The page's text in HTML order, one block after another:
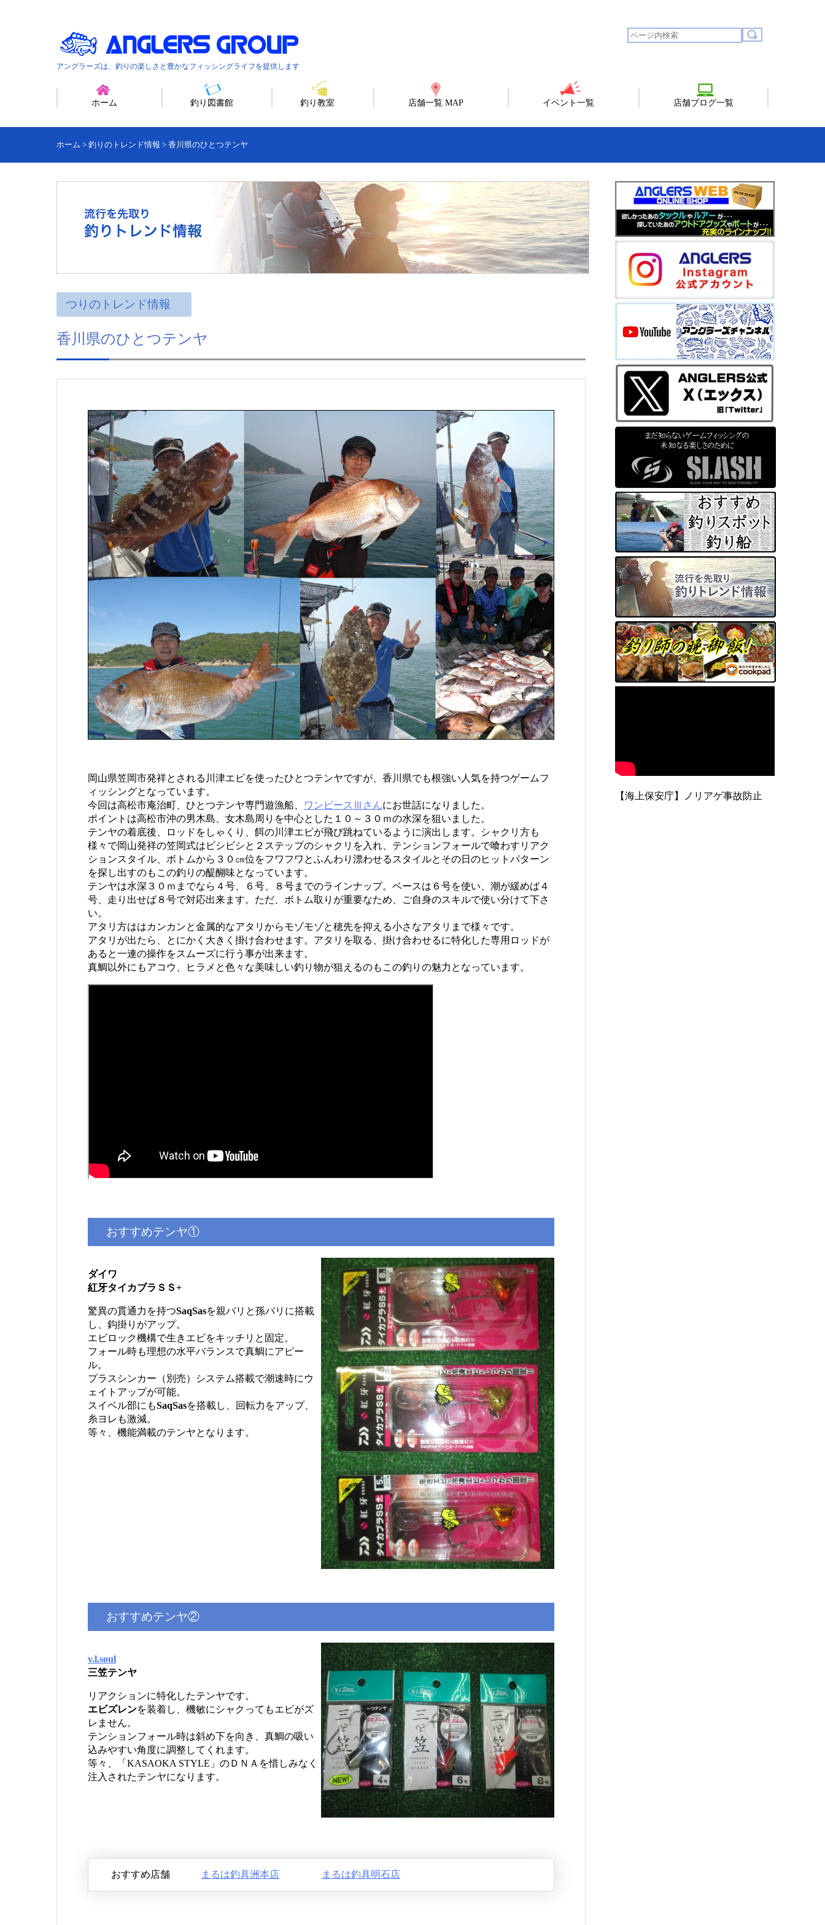
アングラーズは、釣りの楽しさと豊かなフィッシングライフを提供します
ホーム 釣り図書館 釣り教室 店舗一覧 MAP イベント一覧 店舗ブログ一覧
ホーム > 釣りのトレンド情報 > 香川県のひとつテンヤ
つりのトレンド情報
香川県のひとつテンヤ
岡山県笠岡市発祥とされる川津エビを使ったひとつテンヤですが、香川県でも根強い人気を持つゲームフ
ィッシングとなっています。
今回は高松市庵治町、ひとつテンヤ専門遊漁船、
ワンピースⅢさんにお世話になりました。
ポイントは高松市沖の男木島、女木島周りを中心とした１０～３０ｍの水深を狙いました。
テンヤの着底後、ロッドをしゃくり、餌の川津エビが飛び跳ねているように演出します。シャクリ方も
様々で岡山発祥の笠岡式はビシビシと２ステップのシャクリを入れ、テンションフォールで喰わすリアク
ションスタイル、ボトムから３０㎝位をフワフワとふんわり漂わせるスタイルとその日のヒットパターン
を探し出すのもこの釣りの醍醐味となっています。
テンヤは水深３０ｍまでなら４号、６号、８号までのラインナップ。ベースは６号を使い、潮が緩めば４
号、走り出せば８号で対応出来ます。ただ、ボトム取りが重要なため、ご自身のスキルで使い分けて下さ
い。
アタリ方ははカンカンと金属的なアタリからモゾモゾと穂先を抑える小さなアタリまで様々です。
アタリが出たら、とにかく大きく掛け合わせます。アタリを取る、掛け合わせるに特化した専用ロッドが
あると一連の操作をスムーズに行う事が出来ます。
真鯛以外にもアコウ、ヒラメと色々な美味しい釣り物が狙えるのもこの釣りの魅力となっています。
おすすめテンヤ①
ダイワ
紅牙タイカブラＳＳ+
驚異の貫通力を持つSaqSasを親バリと孫バリに搭載
し、鈎掛りがアップ。
エビロック機構で生きエビをキッチリと固定。
フォール時も理想の水平バランスで真鯛にアピー
ル。
プラスシンカー（別売）システム搭載で潮速時にウ
ェイトアップが可能。
スイベル部にもSaqSasを搭載し、回転力をアップ、
糸ヨレも激減。
等々、機能満載のテンヤとなります。
おすすめテンヤ②
v.l.soul
三笠テンヤ
リアクションに特化したテンヤです。
エビズレンを装着し、機敏にシャクってもエビがズ
レません。
テンションフォール時は斜め下を向き、真鯛の吸い
込みやすい角度に調整してくれます。
等々、「KASAOKA STYLE」のＤＮＡを惜しみなく
注入されたテンヤになります。
おすすめ店舗 まるは釣具洲本店 まるは釣具明石店
【海上保安庁】ノリアゲ事故防止